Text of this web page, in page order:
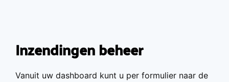
Inzendingen beheer
Vanuit uw dashboard kunt u per formulier naar de